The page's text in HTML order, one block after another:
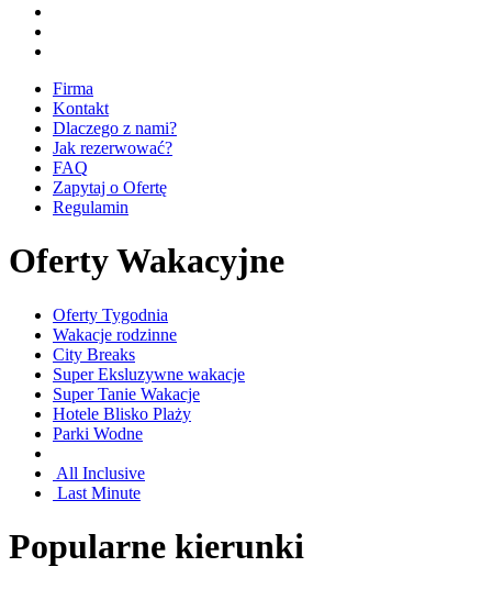
Firma
Kontakt
Dlaczego z nami?
Jak rezerwować?
FAQ
Zapytaj o Ofertę
Regulamin
Oferty Wakacyjne
Oferty Tygodnia
Wakacje rodzinne
City Breaks
Super Eksluzywne wakacje
Super Tanie Wakacje
Hotele Blisko Plaży
Parki Wodne
All Inclusive
Last Minute
Popularne kierunki